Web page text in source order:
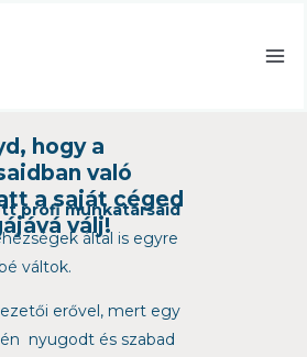
hogy a
való
a saját céged
válj!
profi munkatársaid
által is egyre
váltok.
erővel, mert egy
nyugodt és szabad